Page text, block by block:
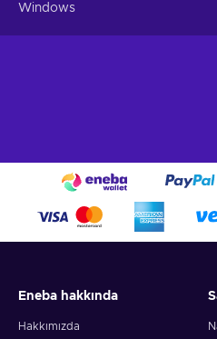
Windows
Eneba hakkında
Hakkımızda